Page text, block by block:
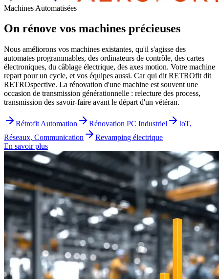
Machines Automatisées
On rénove vos machines précieuses
Nous améliorons vos machines existantes, qu'il s'agisse des
automates programmables, des ordinateurs de contrôle, des cartes
électroniques, du câblage électrique, des axes motion. Votre machine
repart pour un cycle, et vos équipes aussi. Car qui dit RETROfit dit
RETROspective. La rénovation d'une machine est souvent une
occasion de transmission générationnelle : relecture des process,
transmission des savoir-faire avant le départ d'un vétéran.
Rétrofit Automation Rénovation PC Industriel
IoT,
Réseaux, Communication
Revamping électrique
En savoir plus